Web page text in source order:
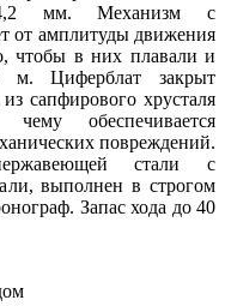
мм. Механизм с
от амплитуды движения
чтобы в них плавали и
м. Циферблат закрыт
сапфирового хрусталя
обеспечивается
повреждений.
стали с
выполнен в строгом
Запас хода до 40